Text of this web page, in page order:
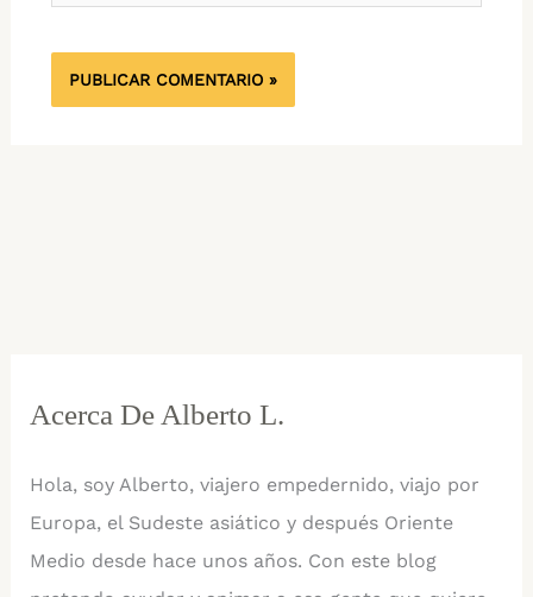
Acerca De Alberto L.
Hola, soy Alberto, viajero empedernido, viajo por
Europa, el Sudeste asiático y después Oriente
Medio desde hace unos años. Con este blog